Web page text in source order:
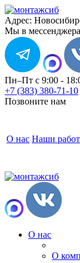
Адрес:
Мы в
Пн–Пт с 9:00 -
+7 (383) 380-71-10
Позвоните нам
О нас Наши
О нас
О